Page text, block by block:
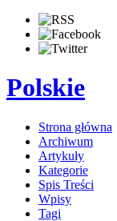
Polskie
Strona główna
Archiwum
Artykuły
Kategorie
Spis Treści
Wpisy
Tagi